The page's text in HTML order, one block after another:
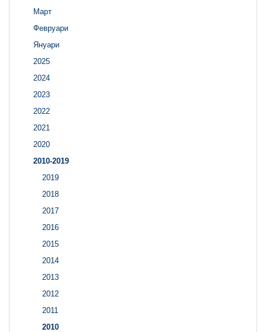
Март
Февруари
Януари
2025
2024
2023
2022
2021
2020
2010-2019
2019
2018
2017
2016
2015
2014
2013
2012
2011
2010